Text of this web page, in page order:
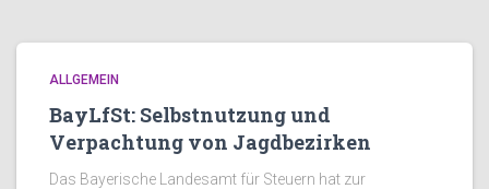
ALLGEMEIN
BayLfSt: Selbstnutzung und
Verpachtung von Jagdbezirken
Das Bayerische Landesamt für Steuern hat zur